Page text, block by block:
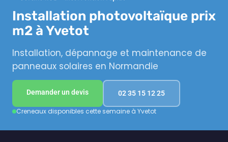
Installation photovoltaïque prix
m2 à Yvetot
Installation, dépannage et maintenance de
panneaux solaires en Normandie
Demander un devis 02 35 15 12 25
Creneaux disponibles cette semaine à Yvetot